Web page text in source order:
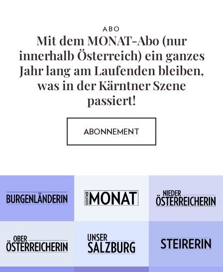
ABO
Mit dem MONAT-Abo (nur
innerhalb Österreich) ein ganzes
Jahr lang am Laufenden bleiben,
was in der Kärntner Szene
passiert!
ABONNEMENT